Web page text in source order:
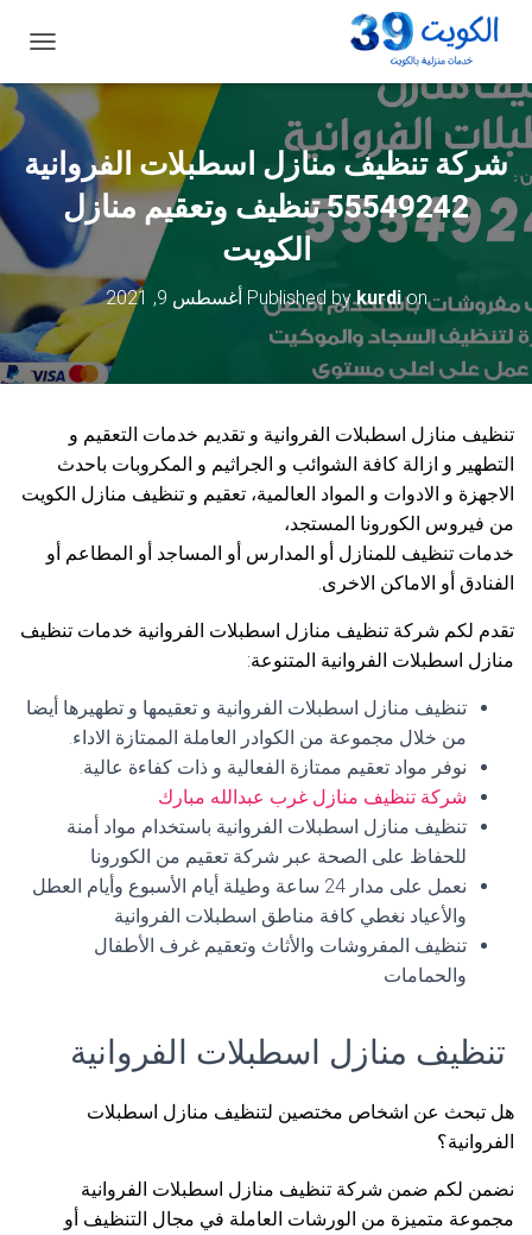
ب
ا
ق
شركة تنظيف منازل اسطبلات الفروانية
55549242 تنظيف وتعقيم منازل
الكويت
Published bykurdion أغسطس 9, 2021
تنظيف منازل اسطبلات الفروانية و تقديم خدمات التعقيم و
التطهير و ازالة كافة الشوائب و الجراثيم و المكروبات باحدث
الاجهزة و الادوات و المواد العالمية، تعقيم و تنظيف منازل الكويت
من فيروس الكورونا المستجد،
خدمات تنظيف للمنازل أو المدارس أو المساجد أو المطاعم أو
الفنادق أو الاماكن الاخرى.
تقدم لكم شركة تنظيف منازل اسطبلات الفروانية خدمات تنظيف
منازل اسطبلات الفروانية المتنوعة:
تنظيف منازل اسطبلات الفروانية و تعقيمها و تطهيرها أيضا
من خلال مجموعة من الكوادر العاملة الممتازة الاداء.
نوفر مواد تعقيم ممتازة الفعالية و ذات كفاءة عالية.
شركة تنظيف منازل غرب عبدالله مبارك
تنظيف منازل اسطبلات الفروانية باستخدام مواد أمنة
للحفاظ على الصحة عبر شركة تعقيم من الكورونا
نعمل على مدار 24 ساعة وطيلة أيام الأسبوع وأيام العطل
والأعياد نغطي كافة مناطق اسطبلات الفروانية
تنظيف المفروشات والأثاث وتعقيم غرف الأطفال
والحمامات
تنظيف منازل اسطبلات الفروانية
هل تبحث عن اشخاص مختصين لتنظيف منازل اسطبلات
الفروانية؟
نضمن لكم ضمن شركة تنظيف منازل اسطبلات الفروانية
مجموعة متميزة من الورشات العاملة في مجال التنظيف أو